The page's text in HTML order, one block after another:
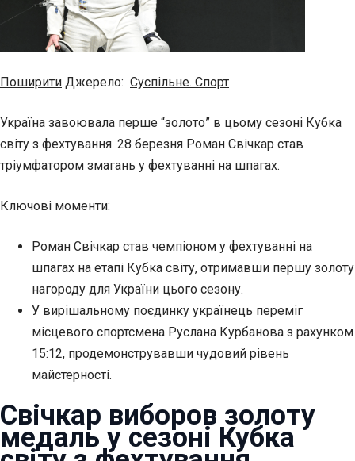
Поширити Джерело: Суспільне. Спорт
Україна завоювала перше “золото” в цьому сезоні Кубка
світу з фехтування. 28 березня Роман Свічкар став
тріумфатором змагань у фехтуванні на шпагах.
Ключові моменти:
Роман Свічкар став чемпіоном у фехтуванні на
шпагах на етапі Кубка світу, отримавши першу золоту
нагороду для України цього сезону.
У вирішальному поєдинку українець переміг
місцевого спортсмена Руслана Курбанова з рахунком
15:12, продемонструвавши чудовий рівень
майстерності.
Свічкар виборов золоту
медаль у сезоні Кубка